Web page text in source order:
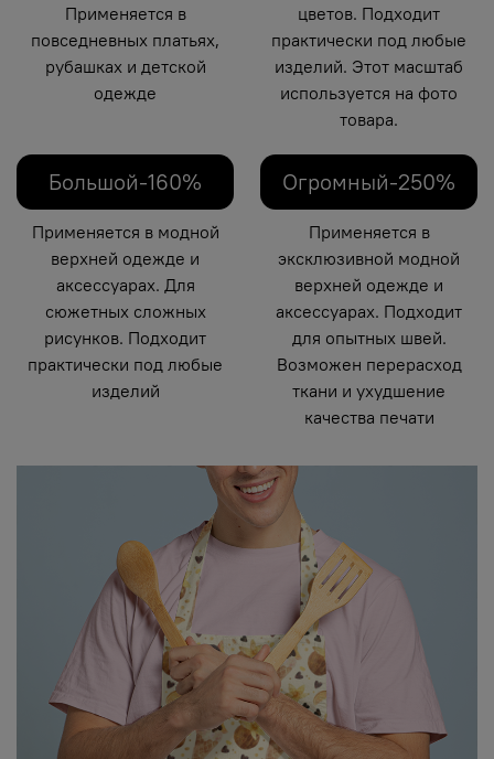
Применяется в
повседневных платьях,
рубашках и детской
одежде
цветов. Подходит
практически под любые
изделий. Этот масштаб
используется на фото
товара.
Большой-160%
Применяется в модной
верхней одежде и
аксессуарах. Для
сюжетных сложных
рисунков. Подходит
практически под любые
изделий
Огромный-250%
Применяется в
эксклюзивной модной
верхней одежде и
аксессуарах. Подходит
для опытных швей.
Возможен перерасход
ткани и ухудшение
качества печати